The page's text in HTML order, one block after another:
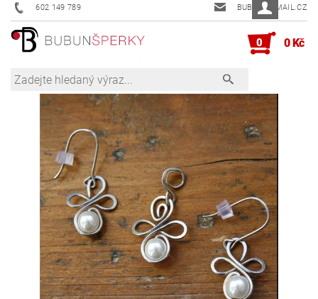
602 149 789 BUBUN@EMAIL.CZ
0 0 Kč